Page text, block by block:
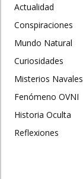
Actualidad
Conspiraciones
Mundo Natural
Curiosidades
Misterios Navales
Fenómeno OVNI
Historia Oculta
Reflexiones